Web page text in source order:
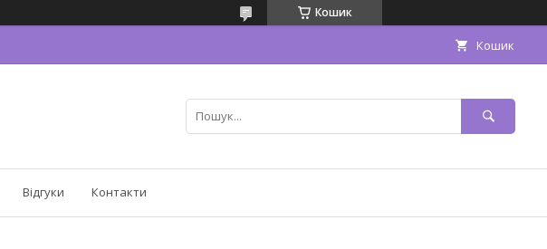
Кошик
Кошик
Відгуки Контакти